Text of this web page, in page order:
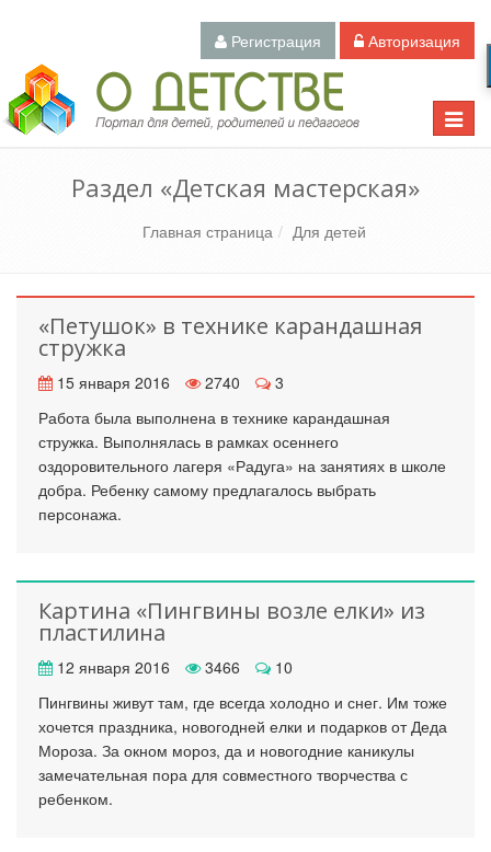
Регистрация Авторизация
Toggle
Педагогический портал «О детстве»
Раздел «Детская мастерская»
Главная страница Для детей
«Петушок» в технике карандашная
стружка
15 января 2016 2740
3
Работа была выполнена в технике карандашная
стружка. Выполнялась в рамках осеннего
оздоровительного лагеря «Радуга» на занятиях в школе
добра. Ребенку самому предлагалось выбрать
персонажа.
Картина «Пингвины возле елки» из
пластилина
12 января 2016 3466
10
Пингвины живут там, где всегда холодно и снег. Им тоже
хочется праздника, новогодней елки и подарков от Деда
Мороза. За окном мороз, да и новогодние каникулы
замечательная пора для совместного творчества с
ребенком.